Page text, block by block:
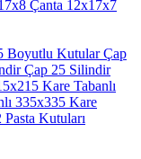
Çanta 12x17x7
Boyutlu KutularÇap
Çap 25 Silindir
Kare Tabanlı
335x335 Kare
Kutuları